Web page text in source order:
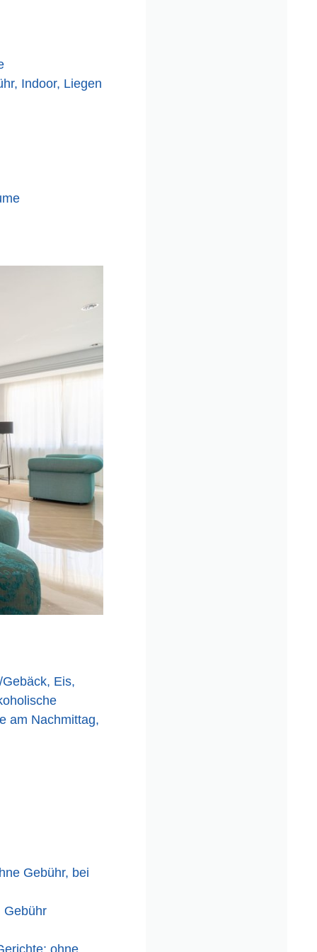
Indoor, Liegen
Eis,
am Nachmittag,
Gebühr, bei
Gebühr